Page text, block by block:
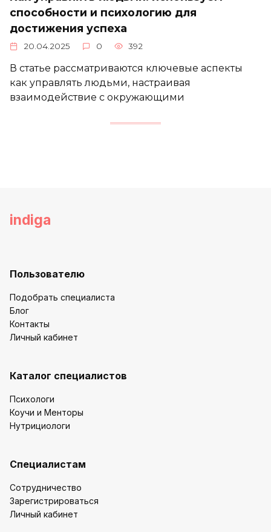
способности и психологию для
достижения успеха
20.04.2025 0 392
В статье рассматриваются ключевые аспекты
как управлять людьми, настраивая
взаимодействие с окружающими
indiga
Пользователю
Подобрать специалиста
Блог
Контакты
Личный кабинет
Каталог специалистов
Психологи
Коучи и Менторы
Нутрициологи
Специалистам
Сотрудничество
Зарегистрироваться
Личный кабинет